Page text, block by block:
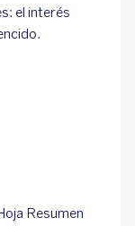
el interés
Resumen